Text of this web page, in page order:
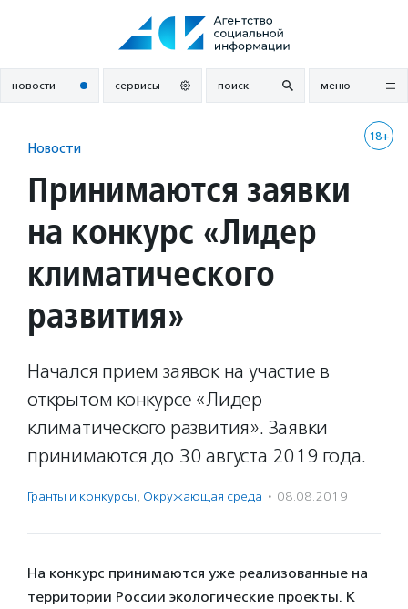
новости сервисы поиск меню
18+
Новости
Принимаются заявки
на конкурс «Лидер
климатического
развития»
Начался прием заявок на участие в
открытом конкурсе «Лидер
климатического развития». Заявки
принимаются до 30 августа 2019 года.
Гранты и конкурсы, Окружающая среда · 08.08.2019
На конкурс принимаются уже реализованные на
территории России экологические проекты. К